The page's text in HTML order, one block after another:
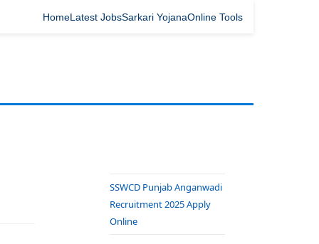
HomeLatest JobsSarkari YojanaOnline Tools
SSWCD Punjab Anganwadi
Recruitment 2025 Apply
Online